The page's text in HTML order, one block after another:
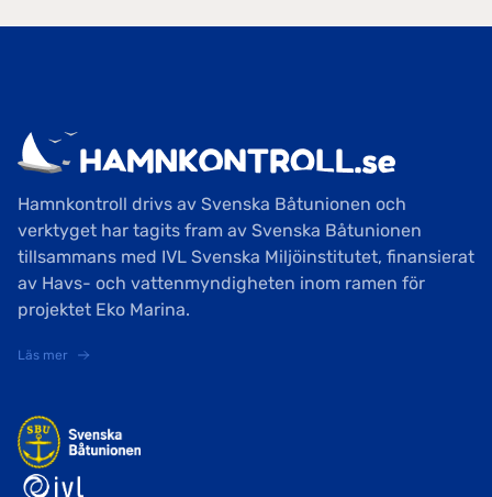
Hamnkontroll drivs av Svenska Båtunionen och
verktyget har tagits fram av Svenska Båtunionen
tillsammans med IVL Svenska Miljöinstitutet, finansierat
av Havs- och vattenmyndigheten inom ramen för
projektet Eko Marina.
Läs mer